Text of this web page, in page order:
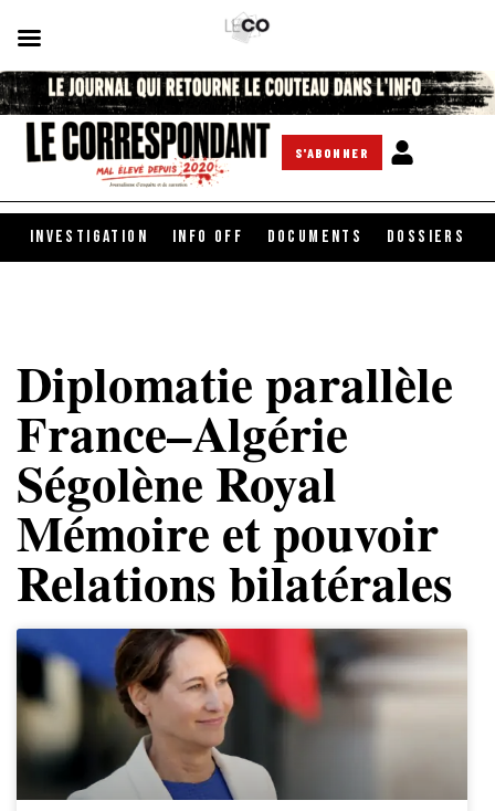
S'ABONNER
INVESTIGATION INFO OFF DOCUMENTS DOSSIERS
Diplomatie parallèle
France–Algérie
Ségolène Royal
Mémoire et pouvoir
Relations bilatérales